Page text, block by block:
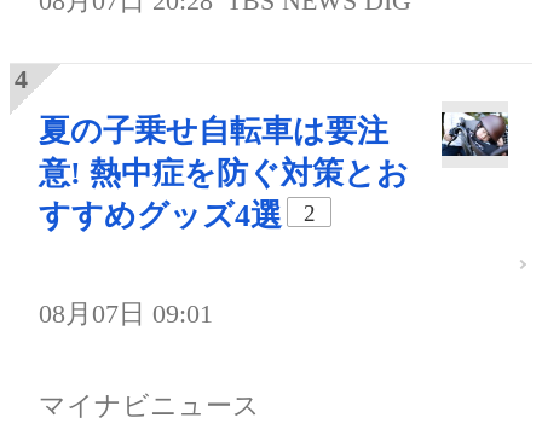
夏の子乗せ自転車は要注
意! 熱中症を防ぐ対策とお
すすめグッズ4選
2
08月07日 09:01
マイナビニュース